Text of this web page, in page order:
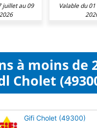
juillet au 09
Valable du
à moins de
Cholet
Gifi Cholet (49300)